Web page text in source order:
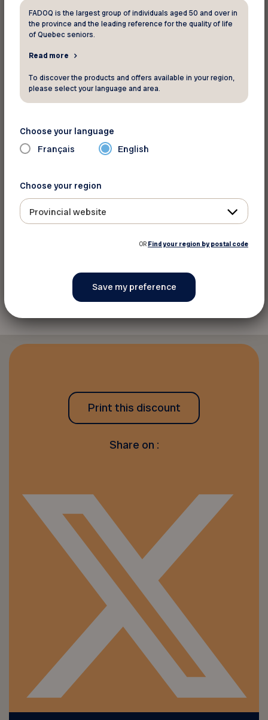
inspirant.
tout en réalisant des économies !
Camp Musical du SLSJ
1589, Route 169
1A8
Phone:418-349-2085
Website
Back to discounts
Print this discount
Share on :
FADOQ is the largest group of individuals aged 50 and over in
the province and the leading reference for the quality of life
of Quebec seniors.
Read more
To discover the products and offers available in your region,
please select your language and area.
Choose your language
Français English
Choose your region
Provincial website
OR Find your region by postal code